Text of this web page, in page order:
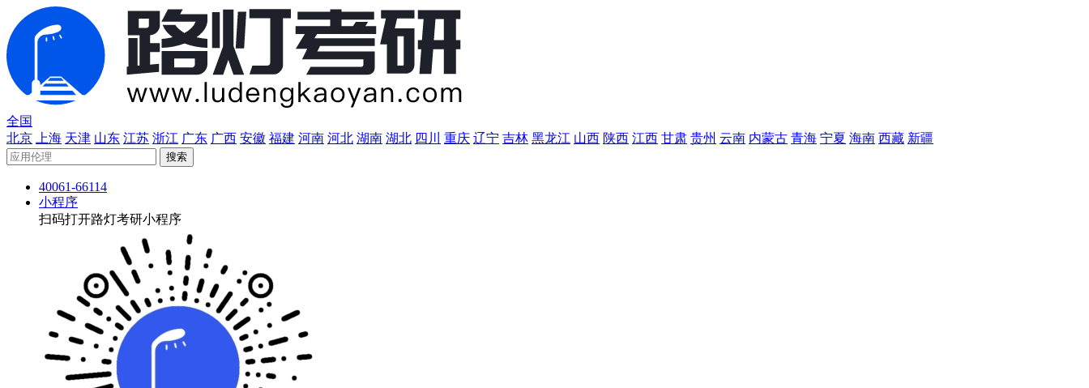
全国
北京
上海 天津 山东 江苏 浙江 广东 广西 安徽 福建 河南 河北 湖南 湖北 四川 重庆 辽宁 吉林 黑龙江 山西 陕西 江西 甘肃 贵州 云南 内蒙古 青海 宁夏 海南 西藏 新疆
40061-66114
小程序
扫码打开路灯考研小程序